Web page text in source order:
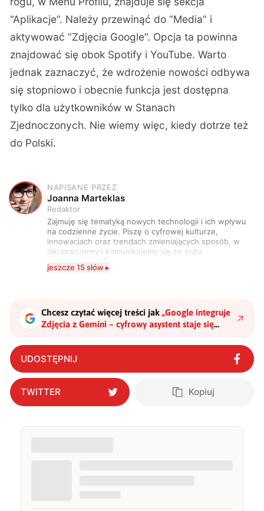
“Aplikacje”. Należy przewinąć do “Media” i
aktywować “Zdjęcia Google”. Opcja ta powinna
znajdować się obok Spotify i YouTube. Warto
jednak zaznaczyć, że wdrożenie nowości odbywa
się stopniowo i obecnie funkcja jest dostępna
tylko dla użytkowników w Stanach
Zjednoczonych. Nie wiemy więc, kiedy dotrze też
do Polski.
J
NAPISANE PRZEZ
Joanna Marteklas
Redaktor
Zajmuję się tematyką nowych technologii i ich wpływu
na codzienne życie. Piszę o cyfrowej kulturze,
innowacjach oraz trendach zmieniających sposób, w
jaki pracujemy i komunikujemy się ze sobą.
technologii a współczesną popkulturą. W wolnych
jeszcze 15 słów ▸
Chcesz czytać więcej treści jak „Google integruje
Zdjęcia z Gemini – cyfrowy asystent staje się
jeszcze potężniejszy"?
UDOSTĘPNIJ
TWITTER Kopiuj